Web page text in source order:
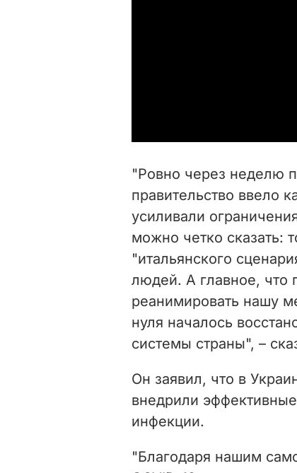
"Ровно через неделю
правительство ввело
усиливали
можно четко сказать:
"итальянского
людей. А главное, что
реанимировать нашу
нуля началось
системы страны", –
Он заявил, что в
внедрили
инфекции.
"Благодаря нашим